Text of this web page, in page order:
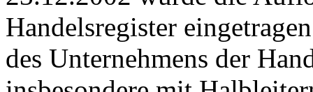
Handelsregister
des Unternehmens der